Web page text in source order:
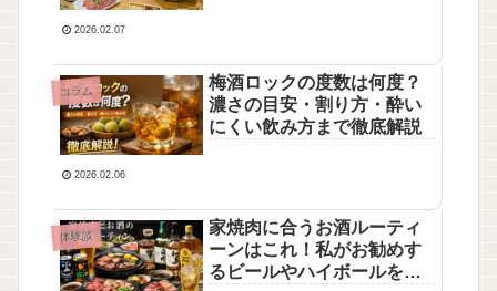
2026.02.07
コラム
梅酒ロックの度数は何度？
濃さの目安・割り方・酔い
にくい飲み方まで徹底解説
2026.02.06
体験談
家焼肉に合うお酒ルーティ
ーンはこれ！私がお勧めす
るビールやハイボールをご